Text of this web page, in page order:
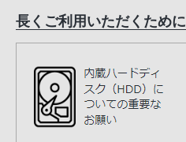
長くご利用いただくために